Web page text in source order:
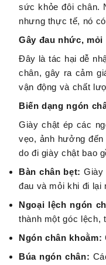
sức khỏe đôi chân.
nhưng thực tế, nó
Gây đau nhức, mỏi
Đây là tác hại dễ
chân, gây ra cảm
vận động và chất
Biến dạng ngón
Giày chật ép các
vẹo, ảnh hưởng
do đi giày chật bao
Bàn chân bẹt: Giày
đau và mỏi khi đi lại
Ngoại lệch ngón
thành một góc lệch,
Ngón chân khoằm:
Búa ngón chân: